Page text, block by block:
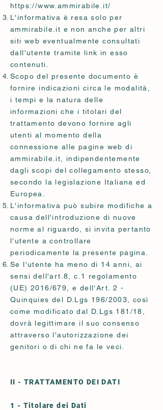
https://www.ammirabile.it/
L'informativa è resa solo per
ammirabile.it e non anche per altri
siti web eventualmente consultati
dall'utente tramite link in esso
contenuti.
Scopo del presente documento è
fornire indicazioni circa le modalità,
i tempi e la natura delle
informazioni che i titolari del
trattamento devono fornire agli
utenti al momento della
connessione alle pagine web di
ammirabile.it, indipendentemente
dagli scopi del collegamento stesso,
secondo la legislazione Italiana ed
Europea.
L'informativa può subire modifiche a
causa dell'introduzione di nuove
norme al riguardo, si invita pertanto
l'utente a controllare
periodicamente la presente pagina.
Se l'utente ha meno di 14 anni, ai
sensi dell'art.8, c.1 regolamento
(UE) 2016/679, e dell'Art. 2 -
Quinquies del D.Lgs 196/2003, così
come modificato dal D.Lgs 181/18,
dovrà legittimare il suo consenso
attraverso l'autorizzazione dei
genitori o di chi ne fa le veci.
II - TRATTAMENTO DEI DATI
1 - Titolare dei Dati